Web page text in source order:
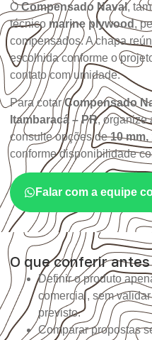
OCompensado Naval,
técnico marine plywood,
compensados. A chapa
escolhida conforme o
contato com umidade.
Para cotarCompensado
Itambaracá – PR, organize
consulte opções de10 mm,
conforme disponibilidade
Falar com a equipe
O que conferir
Definir o produto
comercial, sem
previsto.
Comparar propostas